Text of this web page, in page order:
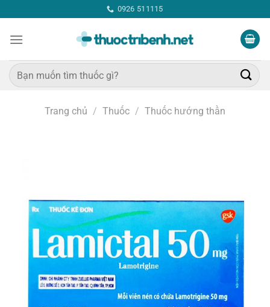
qua
nội
0926 511115
Tìm
kiếm:
Trang chủ / Thuốc / Thuốc hướng thần